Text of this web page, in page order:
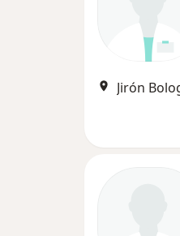
Jirón